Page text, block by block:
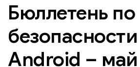
Бюллетень по
безопасности
Android – май